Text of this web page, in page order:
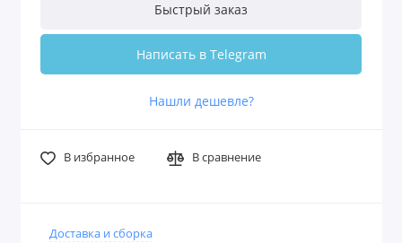
Быстрый заказ
Написать в Telegram
Нашли дешевле?
В избранное В сравнение
Доставка и сборка